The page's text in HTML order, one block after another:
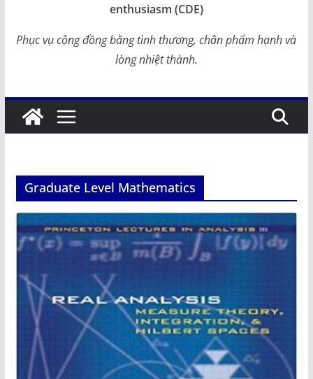
enthusiasm (CDE)
Phục vụ cộng đồng bằng tình thương, chân phẩm hạnh và
lòng nhiệt thành.
Graduate Level Mathematics